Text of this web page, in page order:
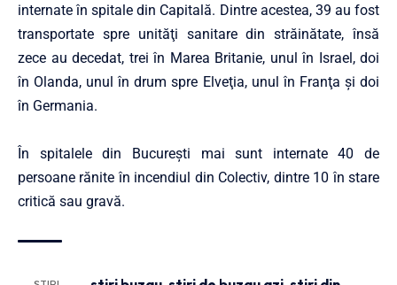
internate în spitale din Capitală. Dintre acestea, 39 au fost
transportate spre unităţi sanitare din străinătate, însă
zece au decedat, trei în Marea Britanie, unul în Israel, doi
în Olanda, unul în drum spre Elveţia, unul în Franţa şi doi
în Germania.
În spitalele din Bucureşti mai sunt internate 40 de
persoane rănite în incendiul din Colectiv, dintre 10 în stare
critică sau gravă.